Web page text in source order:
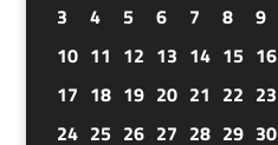
3
4 5 6 7 8
9
10 11 12 13 14 15 16
17 18 19 20 21 22 23
24 25 26 27 28 29 30